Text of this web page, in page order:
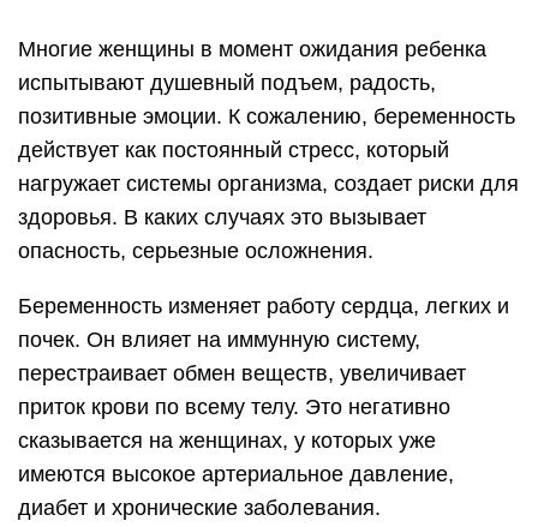
Многие женщины в момент ожидания ребенка
испытывают душевный подъем, радость,
позитивные эмоции. К сожалению, беременность
действует как постоянный стресс, который
нагружает системы организма, создает риски для
здоровья. В каких случаях это вызывает
опасность, серьезные осложнения.
Беременность изменяет работу сердца, легких и
почек. Он влияет на иммунную систему,
перестраивает обмен веществ, увеличивает
приток крови по всему телу. Это негативно
сказывается на женщинах, у которых уже
имеются высокое артериальное давление,
диабет и хронические заболевания.